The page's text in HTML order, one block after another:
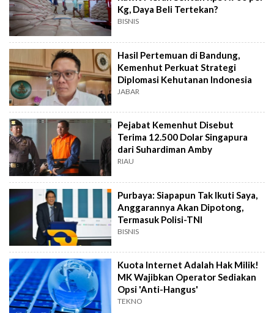
Kg, Daya Beli Tertekan?
BISNIS
Hasil Pertemuan di Bandung,
Kemenhut Perkuat Strategi
Diplomasi Kehutanan Indonesia
JABAR
Pejabat Kemenhut Disebut
Terima 12.500 Dolar Singapura
dari Suhardiman Amby
RIAU
Purbaya: Siapapun Tak Ikuti Saya,
Anggarannya Akan Dipotong,
Termasuk Polisi-TNI
BISNIS
Kuota Internet Adalah Hak Milik!
MK Wajibkan Operator Sediakan
Opsi 'Anti-Hangus'
TEKNO